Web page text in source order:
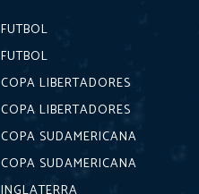
FUTBOL
FUTBOL
COPA LIBERTADORES
COPA LIBERTADORES
COPA SUDAMERICANA
COPA SUDAMERICANA